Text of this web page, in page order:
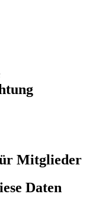
Mitglieder
Daten